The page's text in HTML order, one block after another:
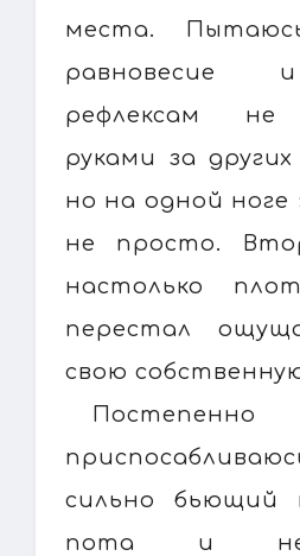
места.
равновесие
рефлексам не
руками за
но на одной
не просто.
настолько
перестал
свою
Постепенно
сильно бьющий
пота и